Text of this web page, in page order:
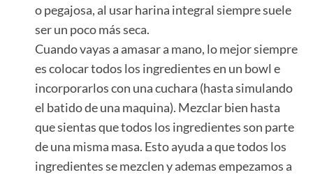
o pegajosa, al usar harina integral siempre suele
ser un poco más seca.
Cuando vayas a amasar a mano, lo mejor siempre
es colocar todos los ingredientes en un bowl e
incorporarlos con una cuchara (hasta simulando
el batido de una maquina). Mezclar bien hasta
que sientas que todos los ingredientes son parte
de una misma masa. Esto ayuda a que todos los
ingredientes se mezclen y ademas empezamos a